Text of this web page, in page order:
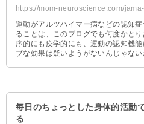
https://mom-neuroscience.com/
運動がアルツハイマー病などの認知
ることは、このブログでも何度かと
序的にも疫学的にも、運動の認知機
ブな効果は疑いようがないんじゃない
毎日のちょっとした身体的活動
る